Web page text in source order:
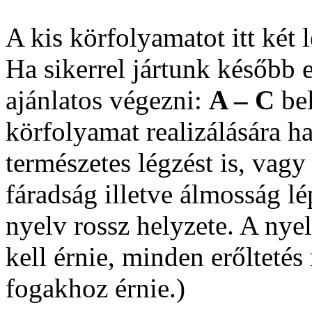
A kis körfolyamatot itt két
Ha sikerrel jártunk később
ajánlatos végezni: A – C
körfolyamat realizálására
természetes légzést is,
fáradság illetve álmosság
nyelv rossz helyzete. A
kell érnie, minden erőltetés
fogakhoz érnie.)